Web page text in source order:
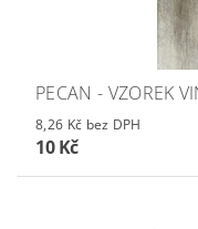
PECAN - VZOREK
8,26 Kč bez DPH
10 Kč